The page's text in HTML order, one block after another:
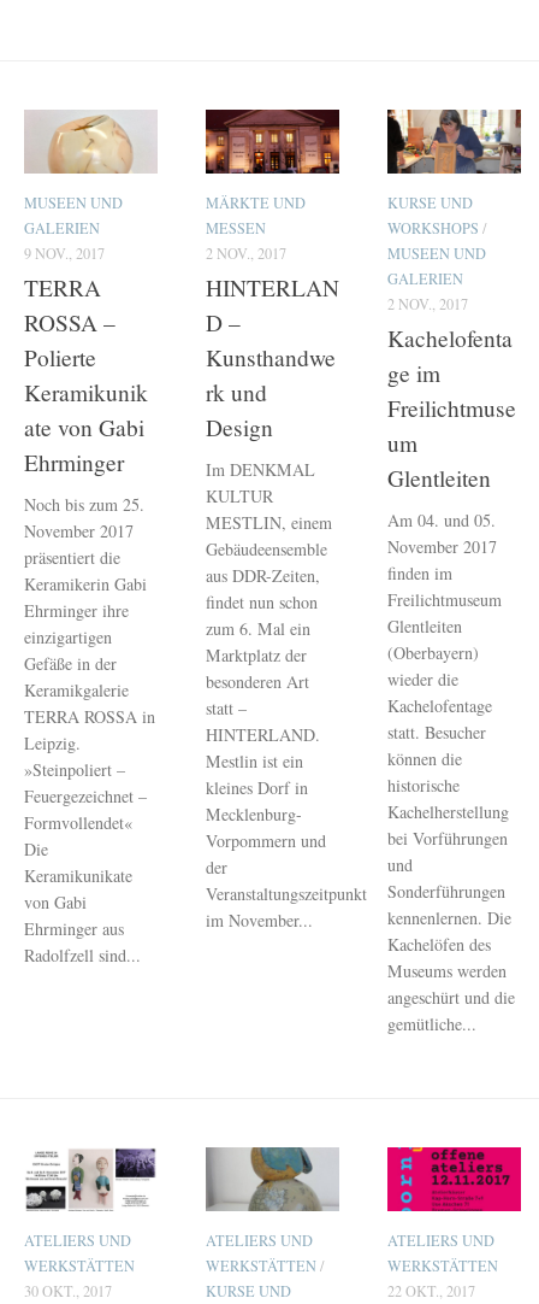
MUSEEN UND
GALERIEN
9 NOV., 2017
TERRA
ROSSA –
Polierte
Keramikunik
ate von Gabi
Ehrminger
Noch bis zum 25.
November 2017
präsentiert die
Keramikerin Gabi
Ehrminger ihre
einzigartigen
Gefäße in der
Keramikgalerie
TERRA ROSSA in
Leipzig.
»Steinpoliert –
Feuergezeichnet –
Formvollendet«
Die
Keramikunikate
von Gabi
Ehrminger aus
Radolfzell sind...
MÄRKTE UND
MESSEN
2 NOV., 2017
HINTERLAN
D –
Kunsthandwe
rk und
Design
Im DENKMAL
KULTUR
MESTLIN, einem
Gebäudeensemble
aus DDR-Zeiten,
findet nun schon
zum 6. Mal ein
Marktplatz der
besonderen Art
statt –
HINTERLAND.
Mestlin ist ein
kleines Dorf in
Mecklenburg-
Vorpommern und
der
Veranstaltungszeitpunkt
im November...
KURSE UND
WORKSHOPS /
MUSEEN UND
GALERIEN
2 NOV., 2017
Kachelofenta
ge im
Freilichtmuse
um
Glentleiten
Am 04. und 05.
November 2017
finden im
Freilichtmuseum
Glentleiten
(Oberbayern)
wieder die
Kachelofentage
statt. Besucher
können die
historische
Kachelherstellung
bei Vorführungen
und
Sonderführungen
kennenlernen. Die
Kachelöfen des
Museums werden
angeschürt und die
gemütliche...
ATELIERS UND
WERKSTÄTTEN
30 OKT., 2017
ATELIERS UND
WERKSTÄTTEN/
KURSE UND
ATELIERS UND
WERKSTÄTTEN
22 OKT., 2017